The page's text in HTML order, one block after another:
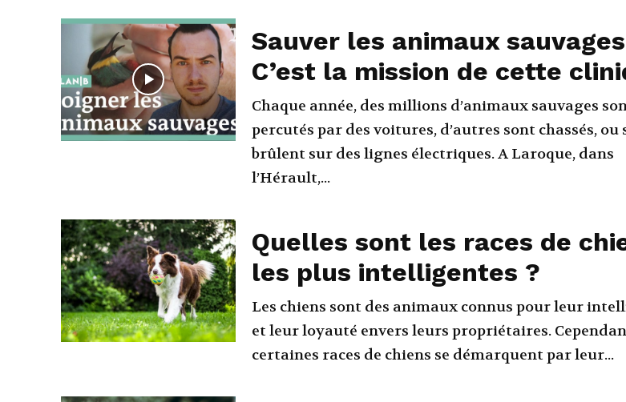
Sauver les animaux
C’est la mission de cette
Chaque année, des millions d’animaux sauvages
percutés par des voitures, d’autres sont chassés, ou
brûlent sur des lignes électriques. A Laroque, dans
l’Hérault,...
Quelles sont les races de
les plus intelligentes ?
Les chiens sont des animaux connus pour leur
et leur loyauté envers leurs propriétaires.
certaines races de chiens se démarquent par leur...